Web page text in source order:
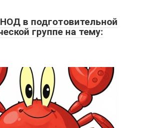
в подготовительной
группе на тему: